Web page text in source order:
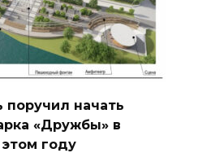
начать
«Дружбы» в
году